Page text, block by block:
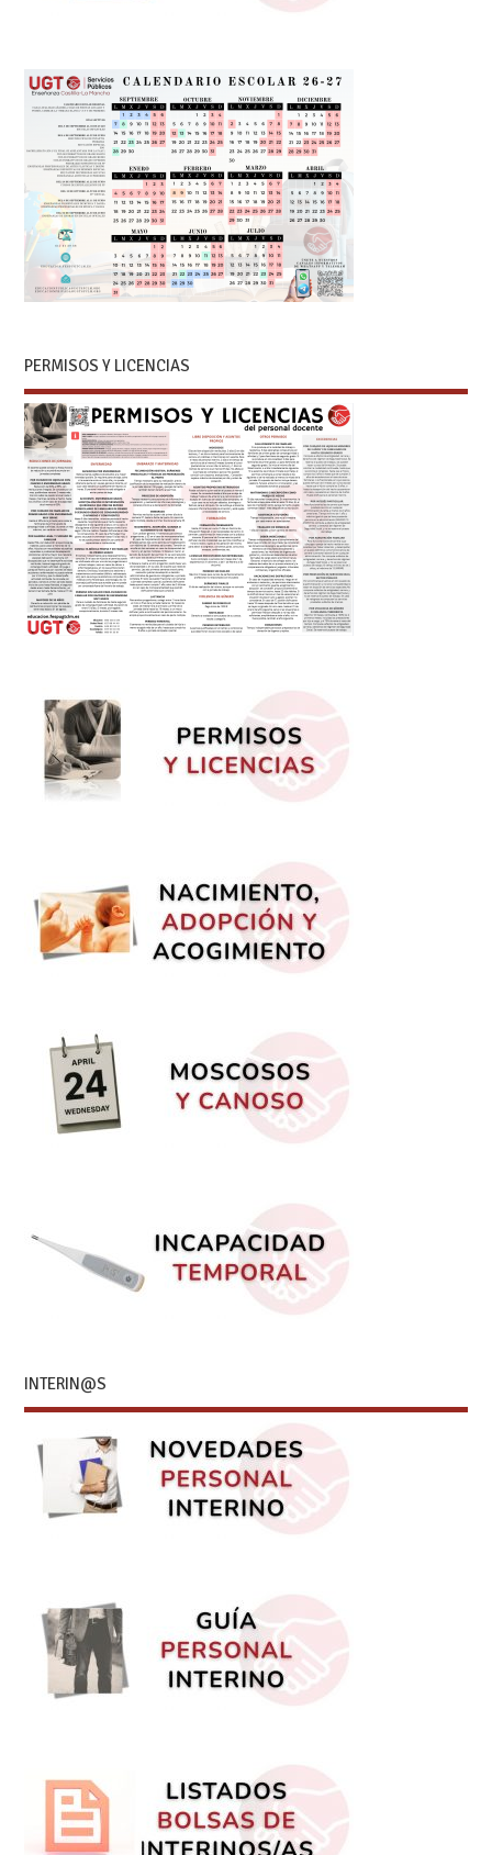
PERMISOS Y LICENCIAS
INTERIN@S